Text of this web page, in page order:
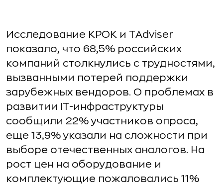
Исследование КРОК и TAdviser
показало, что 68,5% российских
компаний столкнулись с трудностями,
вызванными потерей поддержки
зарубежных вендоров. О проблемах в
развитии IT-инфраструктуры
сообщили 22% участников опроса,
еще 13,9% указали на сложности при
выборе отечественных аналогов. На
рост цен на оборудование и
комплектующие пожаловались 11%